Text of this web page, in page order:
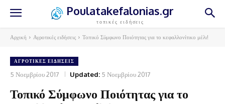
Poulatakefalonias.gr
τοπικές ειδήσεις
Αρχική Αγροτικές ειδήσεις Τοπικό Σύμφωνο Ποιότητας για το κεφαλλονίτικο μέλι!
ΑΓΡΟΤΙΚΈΣ ΕΙΔΉΣΕΙΣ
5 Νοεμβρίου 2017 Updated: 5 Νοεμβρίου 2017
Τοπικό Σύμφωνο Ποιότητας για το